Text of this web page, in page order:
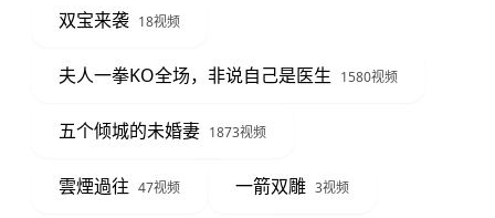
双宝来袭 18视频
夫人一拳KO全场，非说自己是医生 1580视频
五个倾城的未婚妻 1873视频
雲煙過往 47视频 一箭双雕 3视频